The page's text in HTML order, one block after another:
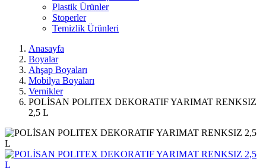
Plastik Ürünler
Stoperler
Temizlik Ürünleri
Anasayfa
Boyalar
Ahşap Boyaları
Mobilya Boyaları
Vernikler
POLİSAN POLITEX DEKORATIF YARIMAT RENKSIZ
2,5 L